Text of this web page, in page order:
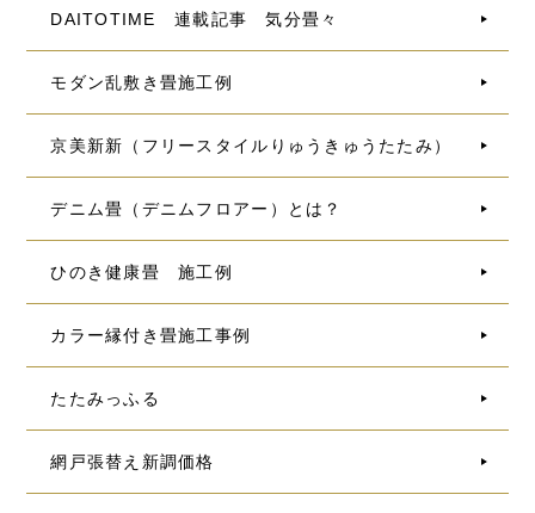
DAITOTIME 連載記事 気分畳々
モダン乱敷き畳施工例
京美新新（フリースタイルりゅうきゅうたたみ）
デニム畳（デニムフロアー）とは？
ひのき健康畳 施工例
カラー縁付き畳施工事例
たたみっふる
網戸張替え新調価格